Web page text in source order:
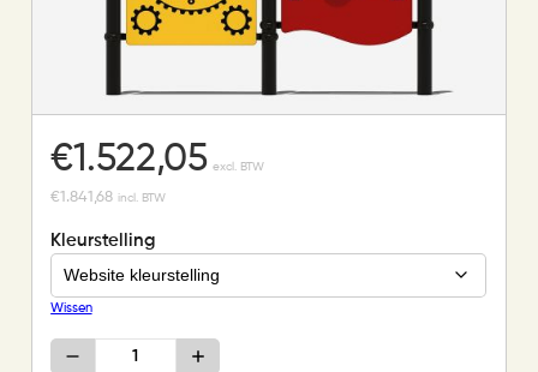
€1.522,05 excl. BTW
€1.841,68 incl. BTW
Kleurstelling
Wissen